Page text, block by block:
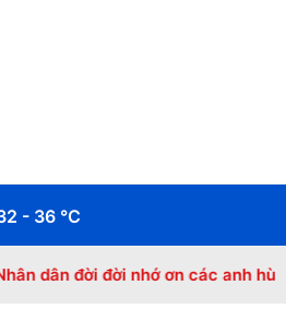
- 36°C
đời nhớ ơn các anh hùng - liệt